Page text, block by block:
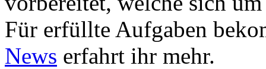
Für erfüllte Aufgaben
News erfahrt ihr mehr.